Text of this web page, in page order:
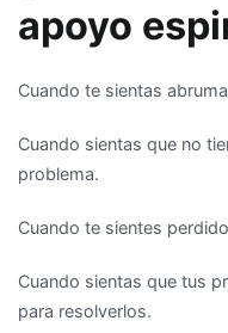
apoyo
Cuando te sientas
Cuando sientas que no
problema.
Cuando te sientes
Cuando sientas que tus
para resolverlos.